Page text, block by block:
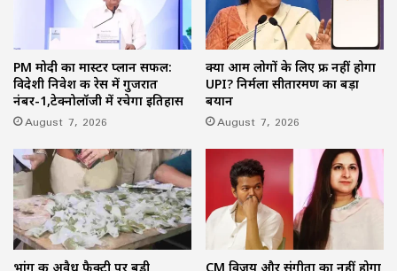
PM मोदी का मास्टर प्लान सफल:
विदेशी निवेश की रेस में गुजरात
नंबर-1,टेक्नोलॉजी में रचेगा इतिहास
August 7, 2026
क्या आम लोगों के लिए फ्री नहीं होगा
UPI? निर्मला सीतारमण का बड़ा
बयान
August 7, 2026
भांग की अवैध फैक्ट्री पर बड़ी
CM विजय और संगीता का नहीं होगा